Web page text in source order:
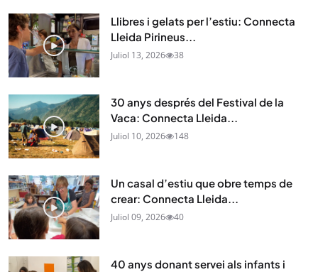
Llibres i gelats per l’estiu: Connecta
Lleida Pirineus...
Juliol 13, 2026 38
30 anys després del Festival de la
Vaca: Connecta Lleida...
Juliol 10, 2026 148
Un casal d’estiu que obre temps de
crear: Connecta Lleida...
Juliol 09, 2026 40
40 anys donant servei als infants i